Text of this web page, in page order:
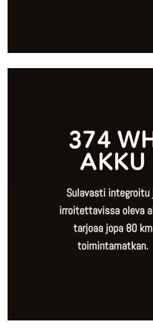
374
AKKU
Sulavasti integroitu
irroitettavissa oleva
tarjoaa jopa 80 km
toimintamatkan.